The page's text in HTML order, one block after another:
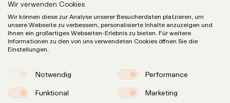
Wir verwenden Cookies
Wir können diese zur Analyse unserer Besucherdaten platzieren, um
unsere Webseite zu verbessern, personalisierte Inhalte anzuzeigen und
Ihnen ein großartiges Webseiten-Erlebnis zu bieten. Für weitere
Informationen zu den von uns verwendeten Cookies öffnen Sie die
Einstellungen.
Notwendig
Performance
Funktional
Marketing